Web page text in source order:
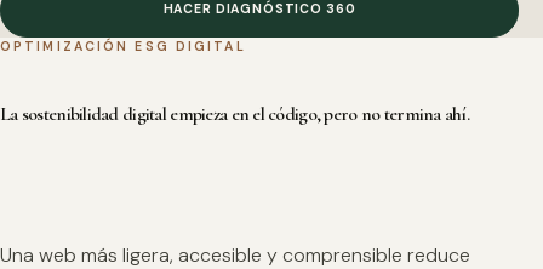
HACER DIAGNÓSTICO 360
OPTIMIZACIÓN ESG DIGITAL
La sostenibilidad digital empieza en el código, pero no termina ahí.
Una web más ligera, accesible y comprensible reduce